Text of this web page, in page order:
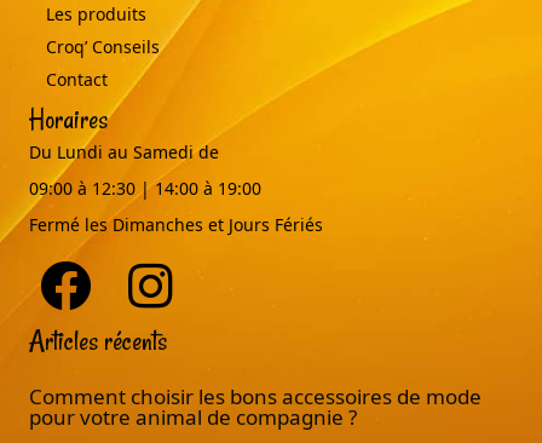
Les produits
Croq’ Conseils
Contact
Horaires
Du Lundi au Samedi de
09:00 à 12:30 | 14:00 à 19:00
Fermé les Dimanches et Jours Fériés
Articles récents
Comment choisir les bons accessoires de mode
pour votre animal de compagnie ?